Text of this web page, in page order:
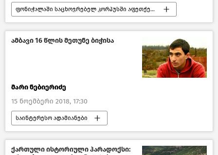
ფონიჭალაში საცხოვრებელ კორპუსში აფეთქება მოხდა
შემთხვევები საქართველო
ამბავი 16 წლის მეთუნე ბიჭისა
მარი ნებიერიძე
15 ნოემბერი 2018, 17:30
საინტერესო ადამიანები
წასაკითხი ამბები საქართველო
ქართული ისტორიული პარადოქსი: